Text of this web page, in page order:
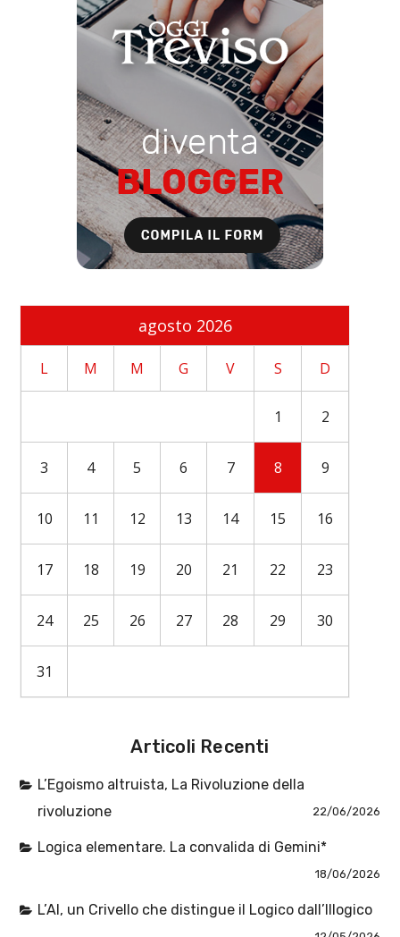
agosto 2026
L M M G V S D
1 2
3 4 5 6 7 8 9
10 11 12 13 14 15 16
17 18 19 20 21 22 23
24 25 26 27 28 29 30
31
Articoli Recenti
L’Egoismo altruista, La Rivoluzione della
rivoluzione
22/06/2026
Logica elementare. La convalida di Gemini*
18/06/2026
L’AI, un Crivello che distingue il Logico dall’Illogico